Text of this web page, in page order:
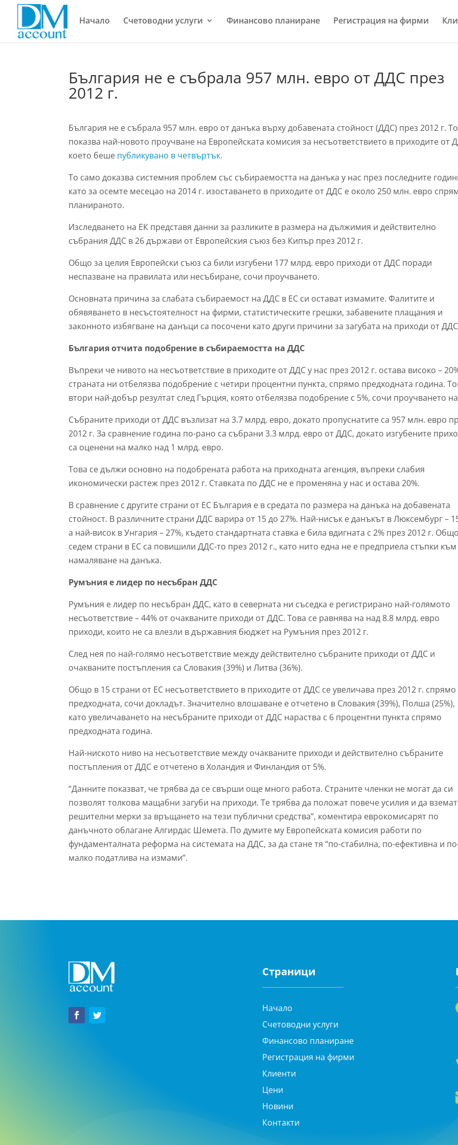
Начало Счетоводни услуги Финансово планиране Регистрация на фирми
България не е събрала 957 млн. евро от ДДС през
2012 г.
България не е събрала 957 млн. евро от данъка върху добавената стойност (ДДС) през 2012 г.
показва най-новото проучване на Европейската комисия за несъответствието в приходите от
което беше публикувано в четвъртък.
То само доказва системния проблем със събираемостта на данъка у нас през последните
като за осемте месецао на 2014 г. изоставането в приходите от ДДС е около 250 млн. евро
планираното.
Изследването на ЕК представя данни за разликите в размера на дължимия и действително
събрания ДДС в 26 държави от Европейския съюз без Кипър през 2012 г.
Общо за целия Европейски съюз са били изгубени 177 млрд. евро приходи от ДДС поради
неспазване на правилата или несъбиране, сочи проучването.
Основната причина за слабата събираемост на ДДС в ЕС си остават измамите. Фалитите и
обявяването в несъстоятелност на фирми, статистическите грешки, забавените плащания и
законното избягване на данъци са посочени като други причини за загубата на приходи от
България отчита подобрение в събираемостта на ДДС
Въпреки че нивото на несъответствие в приходите от ДДС у нас през 2012 г. остава високо –
страната ни отбелязва подобрение с четири процентни пункта, спрямо предходната година.
втори най-добър резултат след Гърция, която отбелязва подобрение с 5%, сочи проучването
Събраните приходи от ДДС възлизат на 3.7 млрд. евро, докато пропуснатите са 957 млн. евро
2012 г. За сравнение година по-рано са събрани 3.3 млрд. евро от ДДС, докато изгубените
са оценени на малко над 1 млрд. евро.
Това се дължи основно на подобрената работа на приходната агенция, въпреки слабия
икономически растеж през 2012 г. Ставката по ДДС не е променяна у нас и остава 20%.
В сравнение с другите страни от ЕС България е в средата по размера на данъка на добавената
стойност. В различните страни ДДС варира от 15 до 27%. Най-нисък е данъкът в Люксембург –
а най-висок в Унгария – 27%, където стандартната ставка е била вдигната с 2% през 2012 г.
седем страни в ЕС са повишили ДДС-то през 2012 г., като нито една не е предприела стъпки към
намаляване на данъка.
Румъния е лидер по несъбран ДДС
Румъния е лидер по несъбран ДДС, като в северната ни съседка е регистрирано най-голямото
несъответствие – 44% от очакваните приходи от ДДС. Това се равнява на над 8.8 млрд. евро
приходи, които не са влезли в държавния бюджет на Румъния през 2012 г.
След нея по най-голямо несъответствие между действително събраните приходи от ДДС и
очакваните постъпления са Словакия (39%) и Литва (36%).
Общо в 15 страни от ЕС несъответствието в приходите от ДДС се увеличава през 2012 г. спрямо
предходната, сочи докладът. Значително влошаване е отчетено в Словакия (39%), Полша (25%),
като увеличаването на несъбраните приходи от ДДС нараства с 6 процентни пункта спрямо
предходната година.
Най-ниското ниво на несъответствие между очакваните приходи и действително събраните
постъпления от ДДС е отчетено в Холандия и Финландия от 5%.
“Данните показват, че трябва да се свърши още много работа. Страните членки не могат да си
позволят толкова мащабни загуби на приходи. Те трябва да положат повече усилия и да вземат
решителни мерки за връщането на тези публични средства”, коментира еврокомисарят по
данъчното облагане Алгирдас Шемета. По думите му Европейската комисия работи по
фундаменталната реформа на системата на ДДС, за да стане тя “по-стабилна, по-ефективна и
малко податлива на измами”.
Страници
Начало
Счетоводни услуги
Финансово планиране
Регистрация на фирми
Клиенти
Цени
Новини
Контакти